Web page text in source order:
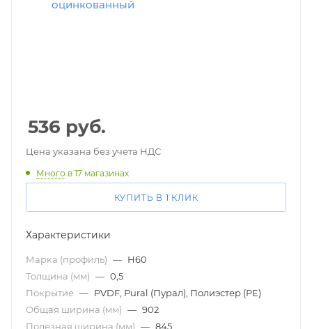
536 руб.
Цена указана без учета НДС
Много в 17 магазинах
КУПИТЬ В 1 КЛИК
Характеристики
Марка (профиль) — Н60
Толщина (мм) — 0,5
Покрытие — PVDF, Pural (Пурал), Полиэстер (PE)
Общая ширина (мм) — 902
Полезная ширина (мм) — 845